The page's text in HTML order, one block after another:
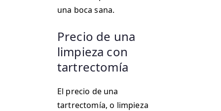
una boca sana.
Precio de una
limpieza con
tartrectomía
El precio de una
tartrectomía, o limpieza